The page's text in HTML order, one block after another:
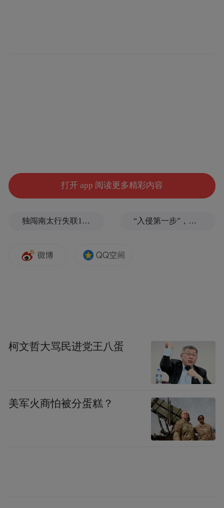
开幕式上，宫志刚、王瑞先后致辞，马述
式。
王瑞谈到，嵇小军先生立足继承和弘扬中华
优秀传统文化，数十年临池习书，焚膏继
打开 app 阅读更多精彩内容
独闯南太行失联14天的女子已确认遇难，遗体在悬崖被找到 “入侵第一步”，与特朗普关系密切美企被曝强闯格陵兰岛
柯文哲大骂民进党王八蛋
美军火商怕被分蛋糕？